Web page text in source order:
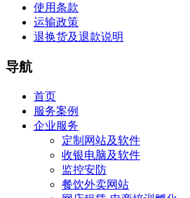
使用条款
运输政策
退换货及退款说明
导航
首页
服务案例
企业服务
定制网站及软件
收银电脑及软件
监控安防
餐饮外卖网站